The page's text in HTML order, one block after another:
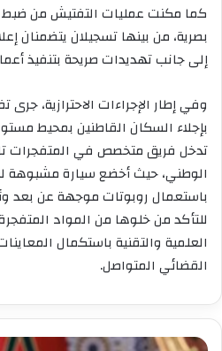
كما مكنت عمليات التفتيش من
بصرية، من بينها تسجيلان يتضمنان
إلى جانب تهديدات صريحة بتنفيذ
وفي إطار الإجراءات الاحترازية،
بإجلاء السكان القاطنين بمحيط
تدخل فريق متخصص في المتفجرات
الوطني، حيث أخضع سيارة
باستعمال روبوتات موجهة عن بعد
للتأكد من خلوها من المواد
العلمية والتقنية باستكمال
القضائي المتواصل.
الملك